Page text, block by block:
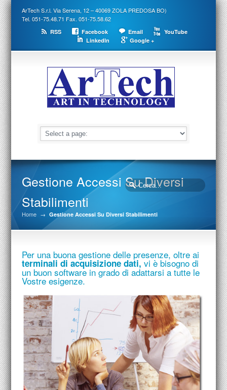
ArTech S.r.l. Via Serena, 12 – 40069 ZOLA PREDOSA BO)
Tel. 051-75.48.71 Fax. 051-75.58.62
RSS Facebook Email
YouTube
LinkedIn
Google +
Gestione Accessi Su Diversi
Stabilimenti
Home → Gestione Accessi Su Diversi Stabilimenti
Per una buona gestione delle presenze, oltre ai
terminali di acquisizione dati, vi è bisogno di
un buon software in grado di adattarsi a tutte le
Vostre esigenze.